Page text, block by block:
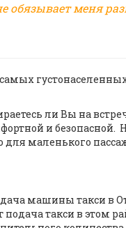
меня
ли Вы на
и
для маленького
машины такси в
такси в этом